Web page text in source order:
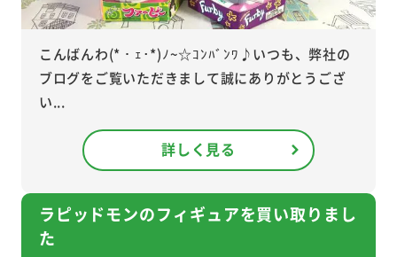
こんばんわ(*・ｪ･*)ﾉ~☆ｺﾝﾊﾞﾝﾜ♪いつも、弊社の
ブログをご覧いただきまして誠にありがとうござ
い...
詳しく見る
ラピッドモンのフィギュアを買い取りまし
た